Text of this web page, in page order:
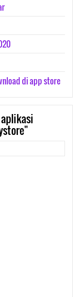
di app store